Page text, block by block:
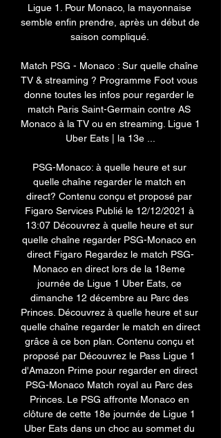
Ligue 1. Pour Monaco, la mayonnaise
semble enfin prendre, après un début de
saison compliqué.
Match PSG - Monaco : Sur quelle chaîne
TV & streaming ? Programme Foot vous
donne toutes les infos pour regarder le
match Paris Saint-Germain contre AS
Monaco à la TV ou en streaming. Ligue 1
Uber Eats | la 13e ...
PSG-Monaco: à quelle heure et sur
quelle chaîne regarder le match en
direct? Contenu conçu et proposé par
Figaro Services Publié le 12/12/2021 à
13:07 Découvrez à quelle heure et sur
quelle chaîne regarder PSG-Monaco en
direct Figaro Regardez le match PSG-
Monaco en direct lors de la 18eme
journée de Ligue 1 Uber Eats, ce
dimanche 12 décembre au Parc des
Princes. Découvrez à quelle heure et sur
quelle chaîne regarder le match en direct
grâce à ce bon plan. Contenu conçu et
proposé par Découvrez le Pass Ligue 1
d'Amazon Prime pour regarder en direct
PSG-Monaco Match royal au Parc des
Princes. Le PSG affronte Monaco en
clôture de cette 18e journée de Ligue 1
Uber Eats dans un choc au sommet du